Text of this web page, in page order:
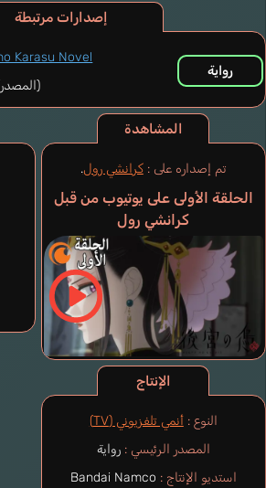
المشاهدة
تم إصداره على : كرانشي رول.
الحلقة الأولى على يوتيوب من قبل
كرانشي رول
الإنتاج
النوع :أنمي تلفزيوني (TV)
المصدر الرئيسي : رواية
استديو الإنتاج : Bandai Namco
إصدارات مرتبطة
رواية
Karasu Novel